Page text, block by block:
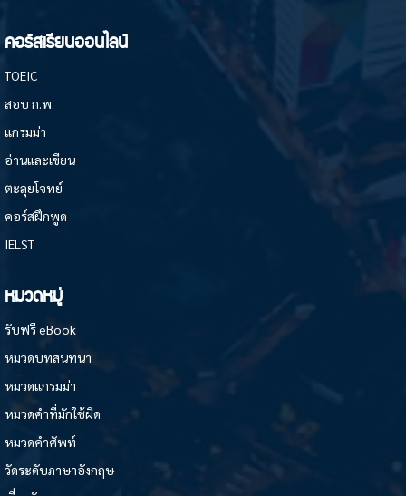
คอร์สเรียนออนไลน์
TOEIC
สอบ ก.พ.
แกรมม่า
อ่านและเขียน
ตะลุยโจทย์
คอร์สฝึกพูด
IELST
หมวดหมู่
รับฟรี eBook
หมวดบทสนทนา
หมวดแกรมม่า
หมวดคำที่มักใช้ผิด
หมวดคำศัพท์
วัดระดับภาษาอังกฤษ